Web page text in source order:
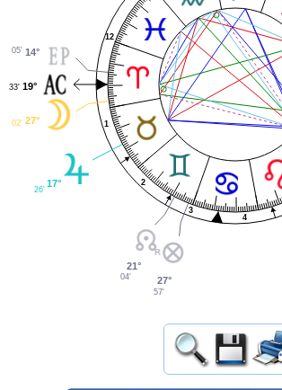
1
2
3
4
12
14°
05'
19°
33'
27°
02'
17°
26'
21°
04' 27°
57'